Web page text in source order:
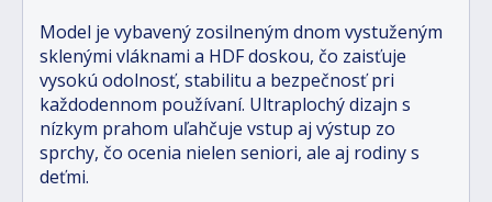
Model je vybavený zosilneným dnom vystuženým
sklenými vláknami a HDF doskou, čo zaisťuje
vysokú odolnosť, stabilitu a bezpečnosť pri
každodennom používaní. Ultraplochý dizajn s
nízkym prahom uľahčuje vstup aj výstup zo
sprchy, čo ocenia nielen seniori, ale aj rodiny s
deťmi.